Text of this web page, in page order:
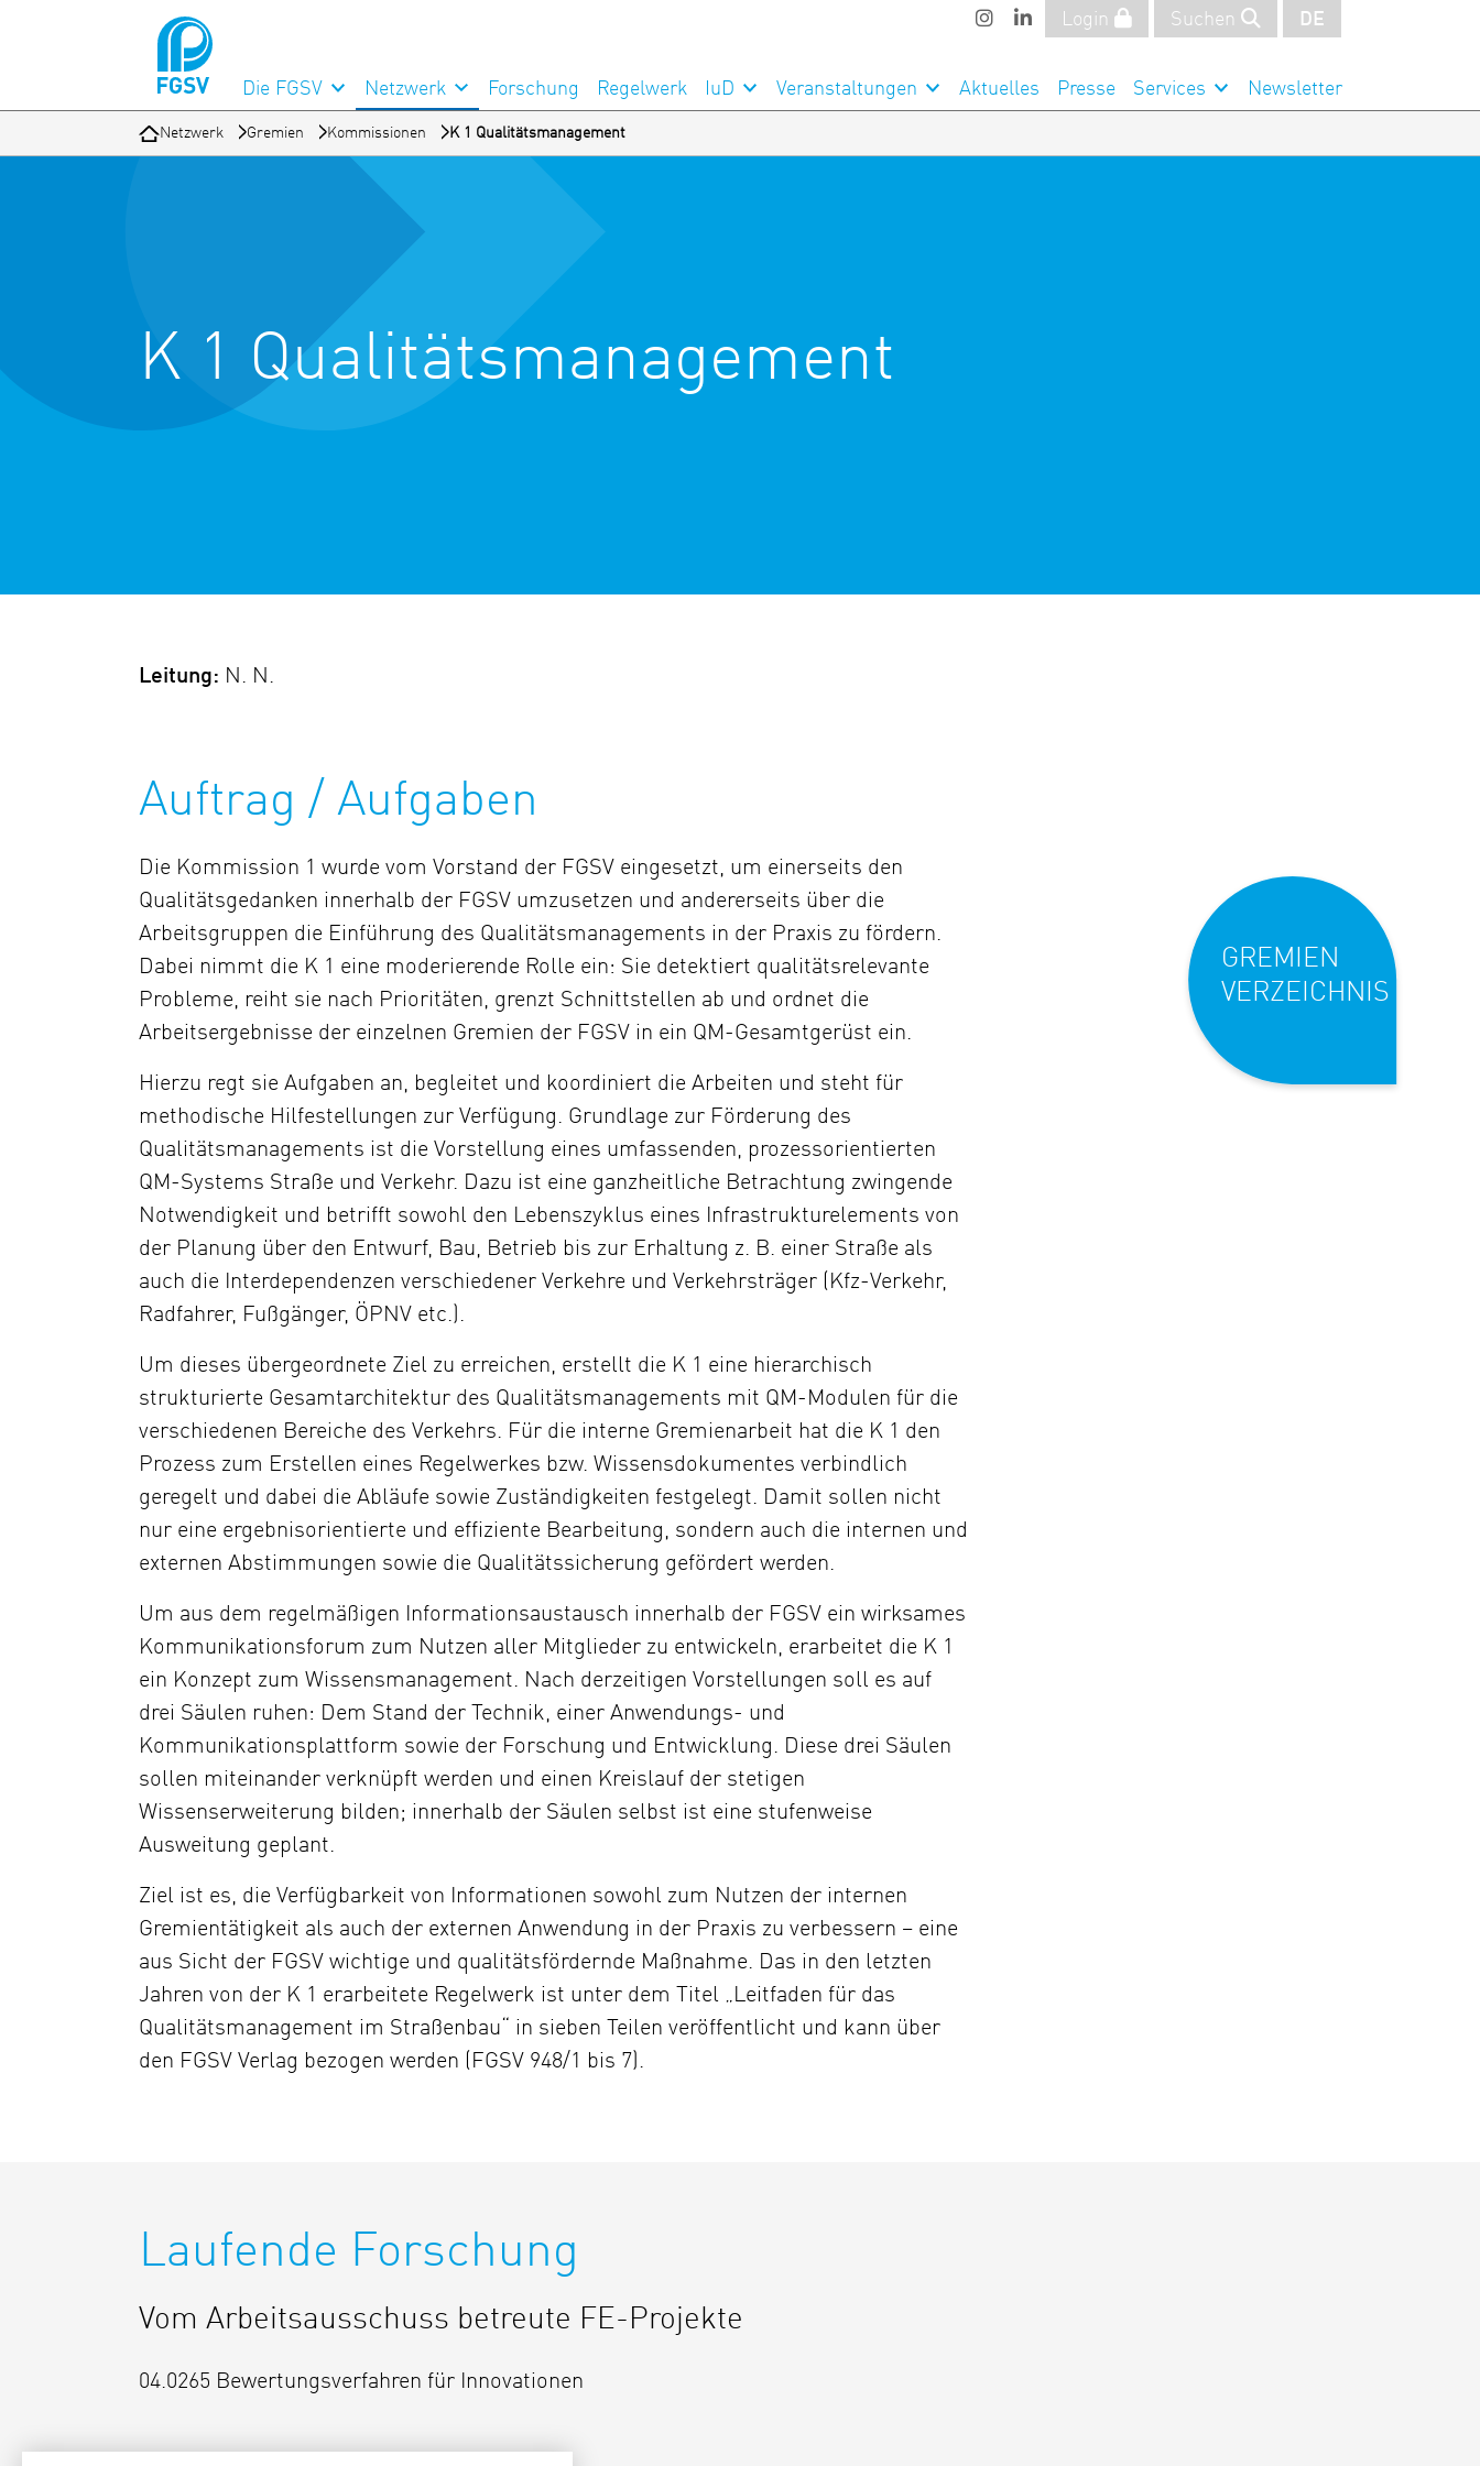
Die FGSV Netzwerk Forschung Regelwerk IuD Veranstaltungen Aktuelles Presse Services Newsletter
Login Suchen DE
Netzwerk Gremien Kommissionen K 1 Qualitätsmanagement
K 1 Qualitätsmanagement
Leitung: N. N.
Auftrag / Aufgaben
Die Kommission 1 wurde vom Vorstand der FGSV eingesetzt, um einerseits den
Qualitätsgedanken innerhalb der FGSV umzusetzen und andererseits über die
Arbeitsgruppen die Einführung des Qualitätsmanagements in der Praxis zu fördern.
Dabei nimmt die K 1 eine moderierende Rolle ein: Sie detektiert qualitätsrelevante
Probleme, reiht sie nach Prioritäten, grenzt Schnittstellen ab und ordnet die
Arbeitsergebnisse der einzelnen Gremien der FGSV in ein QM-Gesamtgerüst ein.
Hierzu regt sie Aufgaben an, begleitet und koordiniert die Arbeiten und steht für
methodische Hilfestellungen zur Verfügung. Grundlage zur Förderung des
Qualitätsmanagements ist die Vorstellung eines umfassenden, prozessorientierten
QM-Systems Straße und Verkehr. Dazu ist eine ganzheitliche Betrachtung zwingende
Notwendigkeit und betrifft sowohl den Lebenszyklus eines Infrastrukturelements von
der Planung über den Entwurf, Bau, Betrieb bis zur Erhaltung z. B. einer Straße als
auch die Interdependenzen verschiedener Verkehre und Verkehrsträger (Kfz-Verkehr,
Radfahrer, Fußgänger, ÖPNV etc.).
Um dieses übergeordnete Ziel zu erreichen, erstellt die K 1 eine hierarchisch
strukturierte Gesamtarchitektur des Qualitätsmanagements mit QM-Modulen für die
verschiedenen Bereiche des Verkehrs. Für die interne Gremienarbeit hat die K 1 den
Prozess zum Erstellen eines Regelwerkes bzw. Wissensdokumentes verbindlich
geregelt und dabei die Abläufe sowie Zuständigkeiten festgelegt. Damit sollen nicht
nur eine ergebnisorientierte und effiziente Bearbeitung, sondern auch die internen und
externen Abstimmungen sowie die Qualitätssicherung gefördert werden.
Um aus dem regelmäßigen Informationsaustausch innerhalb der FGSV ein wirksames
Kommunikationsforum zum Nutzen aller Mitglieder zu entwickeln, erarbeitet die K 1
ein Konzept zum Wissensmanagement. Nach derzeitigen Vorstellungen soll es auf
drei Säulen ruhen: Dem Stand der Technik, einer Anwendungs- und
Kommunikationsplattform sowie der Forschung und Entwicklung. Diese drei Säulen
sollen miteinander verknüpft werden und einen Kreislauf der stetigen
Wissenserweiterung bilden; innerhalb der Säulen selbst ist eine stufenweise
Ausweitung geplant.
Ziel ist es, die Verfügbarkeit von Informationen sowohl zum Nutzen der internen
Gremientätigkeit als auch der externen Anwendung in der Praxis zu verbessern – eine
aus Sicht der FGSV wichtige und qualitätsfördernde Maßnahme. Das in den letzten
Jahren von der K 1 erarbeitete Regelwerk ist unter dem Titel „Leitfaden für das
Qualitätsmanagement im Straßenbau“ in sieben Teilen veröffentlicht und kann über
den FGSV Verlag bezogen werden (FGSV 948/1 bis 7).
Laufende Forschung
Vom Arbeitsausschuss betreute FE-Projekte
04.0265 Bewertungsverfahren für Innovationen
GREMIEN
VERZEICHNIS